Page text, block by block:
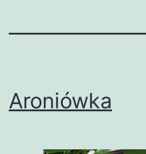
Aroniówka